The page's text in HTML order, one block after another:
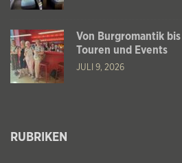
Von Burgromantik
Touren und Events
JULI 9, 2026
RUBRIKEN